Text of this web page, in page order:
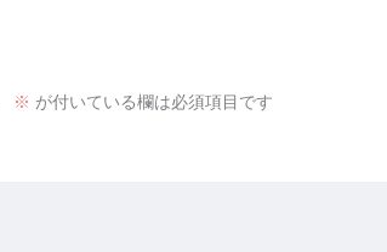
※ が付いている欄は必須項目です